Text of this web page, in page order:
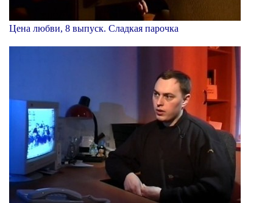
Цена любви, 8 выпуск. Сладкая парочка